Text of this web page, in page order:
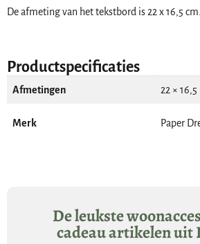
De afmeting van het tekstbord is 22 x 16,5 cm.
Productspecificaties
Afmetingen 22 × 16,5
Merk Paper
De leukste
cadeau artikelen uit